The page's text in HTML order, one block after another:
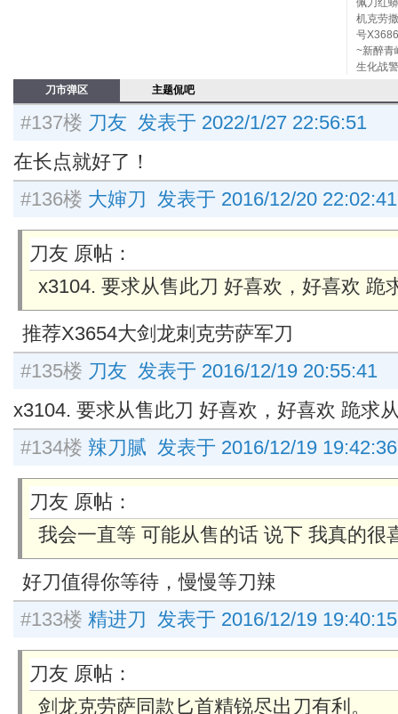
佩刀红
机克劳
号
~新醉青
生化战
刀市弹区
主题侃吧
#137楼 刀友 发表于 2022/1/27 22:56:51
在长点就好了！
#136楼 大婶刀 发表于 2016/12/20 22:02:41
刀友 原帖：
x3104. 要求从售此刀 好喜欢，好喜欢 跪
推荐X3654大剑龙刺克劳萨军刀
#135楼 刀友 发表于 2016/12/19 20:55:41
x3104. 要求从售此刀 好喜欢，好喜欢 跪求
#134楼 辣刀腻 发表于 2016/12/19 19:42:36
刀友 原帖：
我会一直等 可能从售的话 说下 我真的很
好刀值得你等待，慢慢等刀辣
#133楼 精进刀 发表于 2016/12/19 19:40:15
刀友 原帖：
剑龙克劳萨同款匕首精锐尽出刀有利。